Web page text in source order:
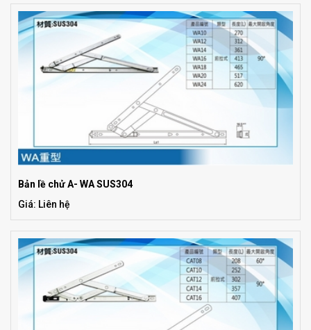
Bản lề chử A- WA SUS304
Giá: Liên hệ